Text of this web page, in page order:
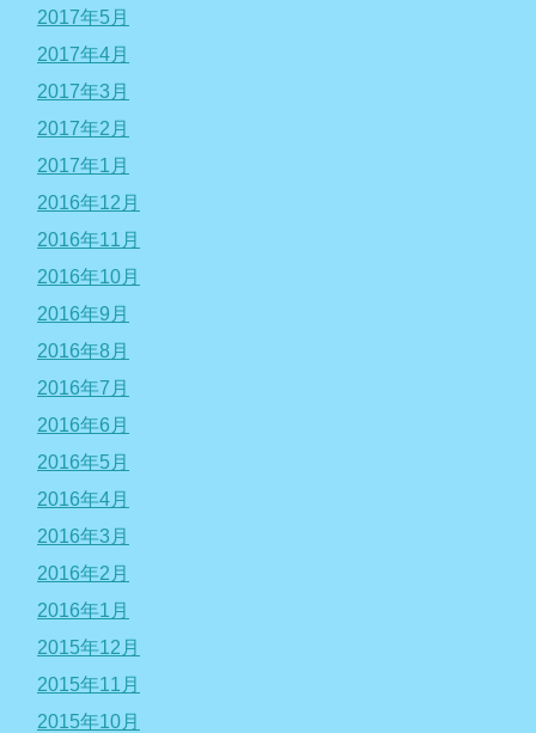
2017年5月
2017年4月
2017年3月
2017年2月
2017年1月
2016年12月
2016年11月
2016年10月
2016年9月
2016年8月
2016年7月
2016年6月
2016年5月
2016年4月
2016年3月
2016年2月
2016年1月
2015年12月
2015年11月
2015年10月